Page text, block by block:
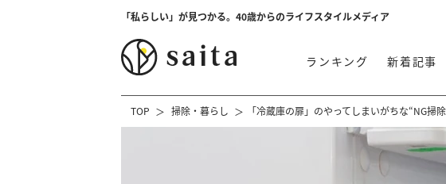
「私らしい」が見つかる。40歳からのライフスタイルメディア
ランキング 新着記事
TOP 掃除・暮らし 「冷蔵庫の扉」のやってしまいがちな“NG掃